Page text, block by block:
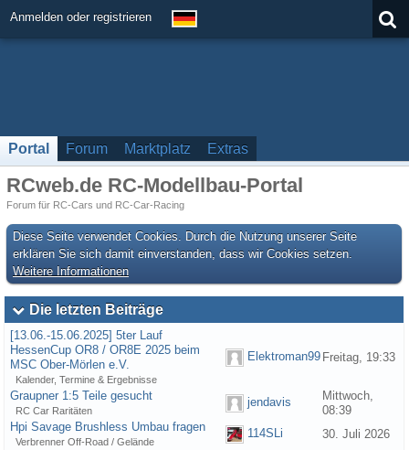
Anmelden oder registrieren
Portal Forum Marktplatz Extras
RCweb.de RC-Modellbau-Portal
Forum für RC-Cars und RC-Car-Racing
Diese Seite verwendet Cookies. Durch die Nutzung unserer Seite
erklären Sie sich damit einverstanden, dass wir Cookies setzen.
Weitere Informationen
Die letzten Beiträge
[13.06.-15.06.2025] 5ter Lauf
HessenCup OR8 / OR8E 2025 beim
MSC Ober-Mörlen e.V.
Kalender, Termine & Ergebnisse
Elektroman99 Freitag, 19:33
Graupner 1:5 Teile gesucht
RC Car Raritäten
jendavis
Mittwoch,
08:39
Hpi Savage Brushless Umbau fragen
Verbrenner Off-Road / Gelände
114SLi
30. Juli 2026